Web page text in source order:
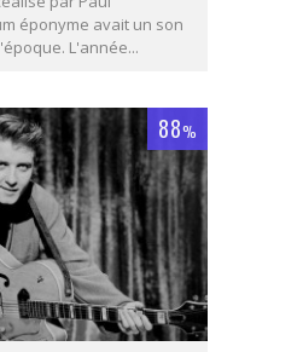
éponyme avait un son
L'année...
88%